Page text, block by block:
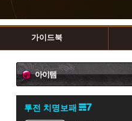
가이드북
아이템
투전 치명보패